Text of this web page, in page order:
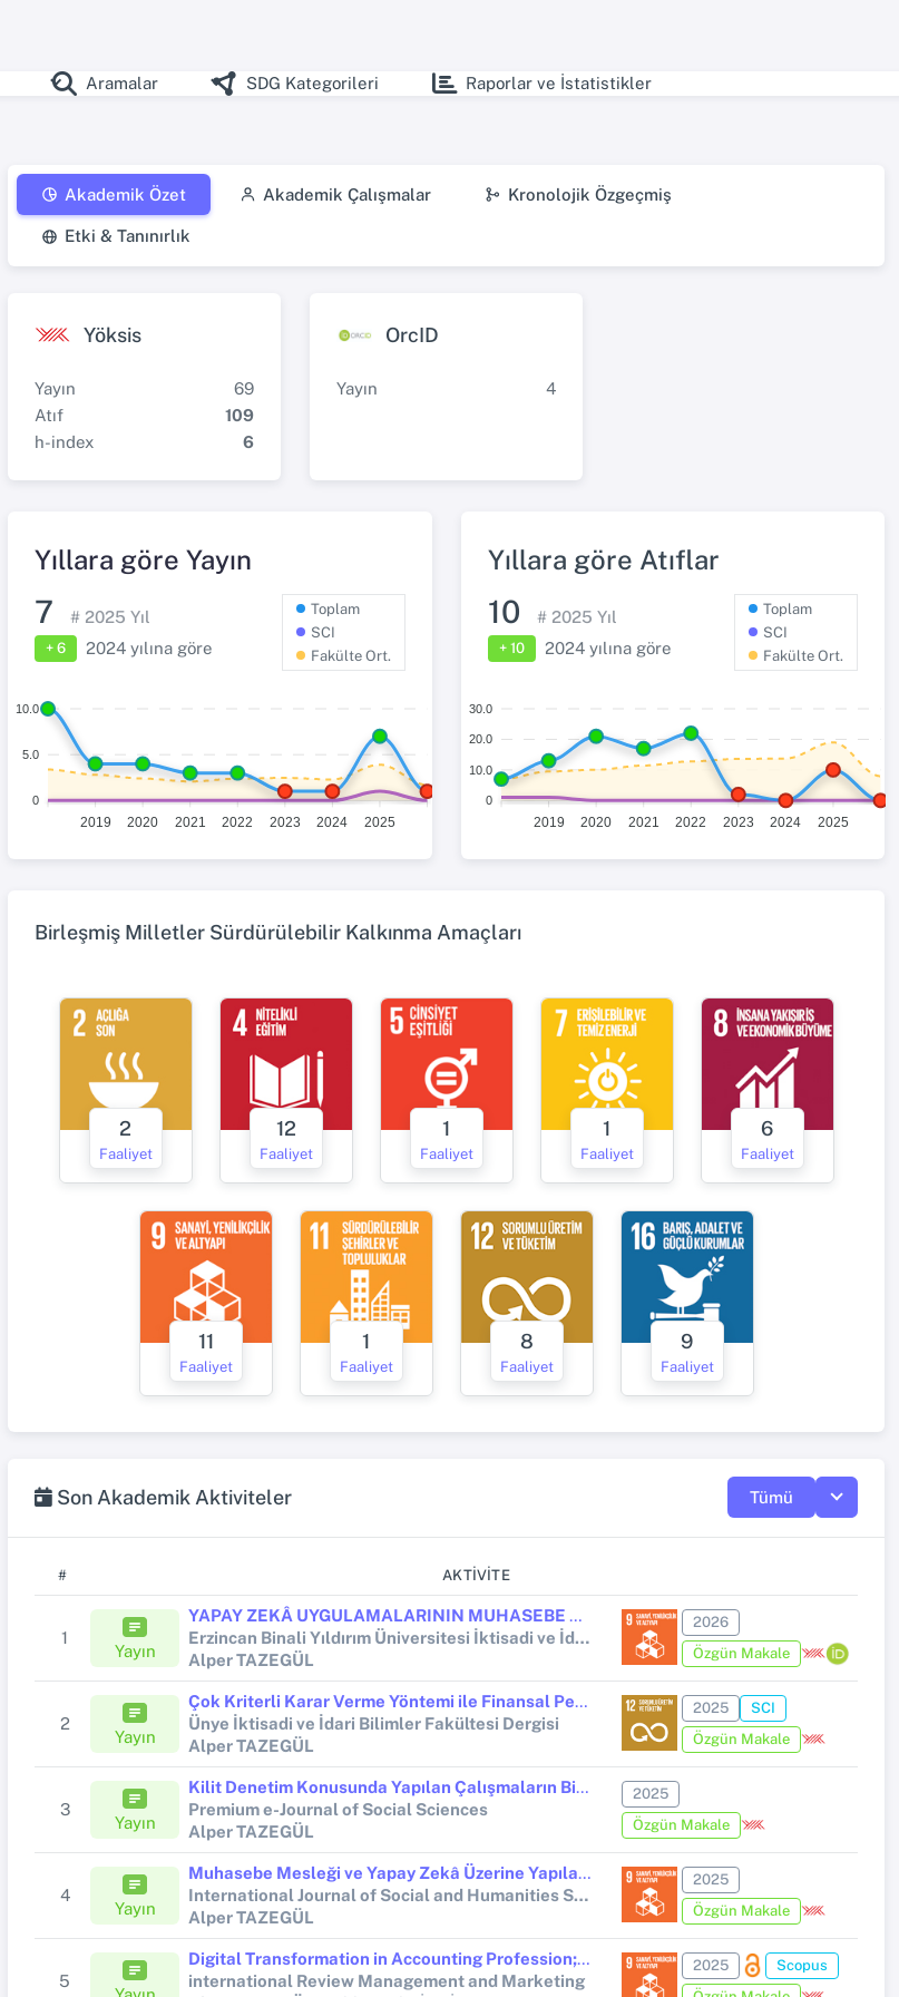
Aramalar SDG Kategorileri Raporlar ve İstatistikler
Akademik Özet Akademik Çalışmalar Kronolojik Özgeçmiş
Etki & Tanınırlık
Yöksis
Yayın
69
Atıf
109
h-index
6
OrcID
Yayın 4
Yıllara göre Yayın
7 # 2025 Yıl
+ 6 2024 yılına göre
Toplam
SCI
Fakülte Ort.
10.0
5.0
0
2019 2020 2021 2022 2023 2024 2025
Yıllara göre Atıflar
10 # 2025 Yıl
+ 10 2024yılına göre
Toplam
SCI
Fakülte Ort.
30.0
20.0
10.0
0
2019 2020 2021 2022 2023 2024 2025
Birleşmiş Milletler Sürdürülebilir Kalkınma Amaçları
2
Faaliyet
12
Faaliyet
1
Faaliyet
1
Faaliyet
6
Faaliyet
11
Faaliyet
1
Faaliyet
8
Faaliyet
9
Faaliyet
Son Akademik Aktiviteler Tümü
# AKTIVITE
1
Yayın
YAPAY ZEKÂ UYGULAMALARININ MUHASEBE MESLEĞİNE ETKİLERİ: DEĞİŞEN ROLLER VE SORUMLULUKLAR KAPSAMINDA KARS İLİNDE BİR UYGULAMA
Erzincan Binali Yıldırım Üniversitesi İktisadi ve İdari Bilimler Fakültesi Dergisi
Alper TAZEGÜL
2026
Özgün Makale
2
Yayın
Çok Kriterli Karar Verme Yöntemi ile Finansal Performans Değerlendirmesi: BİST 50 Şirketleri Üzerine Bir Uygulama
Ünye İktisadi ve İdari Bilimler Fakültesi Dergisi
Alper TAZEGÜL
2025
SCI
Özgün Makale
3
Yayın
Kilit Denetim Konusunda Yapılan Çalışmaların Bibliyometrik Analizi
Premium e-Journal of Social Sciences
Alper TAZEGÜL
2025
Özgün Makale
4
Yayın
Muhasebe Mesleği ve Yapay Zekâ Üzerine Yapılan Çalışmaların R Studio ile Bibliyometrik Analizi
International Journal of Social and Humanities Sciences Research
Alper TAZEGÜL
2025
Özgün Makale
5
Digital Transformation in Accounting Profession; An Application in TRA 2 Region
international Review Management and Marketing
2025
Scopus